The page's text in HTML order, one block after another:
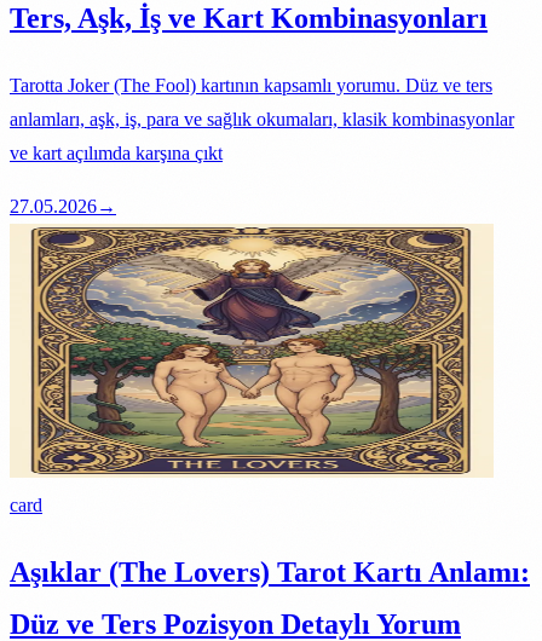
Ters, Aşk, İş ve Kart Kombinasyonları
Tarotta Joker (The Fool) kartının kapsamlı yorumu. Düz ve ters
anlamları, aşk, iş, para ve sağlık okumaları, klasik kombinasyonlar
ve kart açılımda karşına çıkt
27.05.2026→
card
Aşıklar (The Lovers) Tarot Kartı Anlamı:
Düz ve Ters Pozisyon Detaylı Yorum